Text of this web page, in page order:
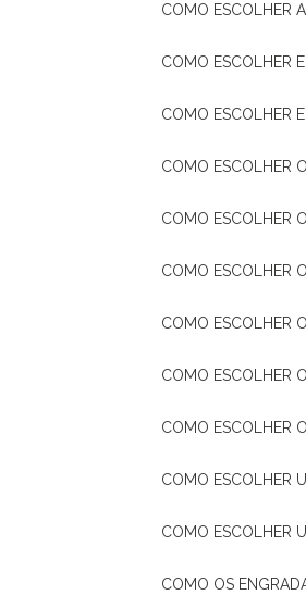
COMO ESCOLHER
COMO ESCOLHER
COMO ESCOLHER
COMO ESCOLHER
COMO ESCOLHER
COMO ESCOLHER
COMO ESCOLHER
COMO ESCOLHER
COMO ESCOLHER
COMO ESCOLHER
COMO
COMO OS